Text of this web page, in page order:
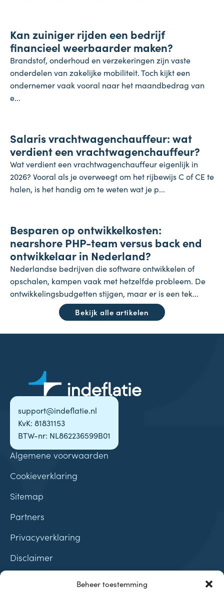
Beheer toestemming
28 juli 2026
Kan zuiniger rijden een bedrijf
financieel weerbaarder maken?
Brandstof, onderhoud en verzekeringen zijn vaste
onderdelen van zakelijke mobiliteit. Toch kijkt een
ondernemer vaak vooral naar het maandbedrag van
e...
27 juli 2026
Salaris vrachtwagenchauffeur: wat
verdient een vrachtwagenchauffeur?
Wat verdient een vrachtwagenchauffeur eigenlijk in
2026? Vooral als je overweegt om het rijbewijs C of CE te
halen, is het handig om te weten wat je p...
24 juli 2026
Besparen op ontwikkelkosten:
nearshore PHP-team versus back end
ontwikkelaar in Nederland?
Nederlandse bedrijven die software ontwikkelen of
opschalen, kampen vaak met hetzelfde probleem. De
ontwikkelingsbudgetten stijgen, maar er is een tek...
Bekijk alle artikelen
support@indeflatie.nl
KvK: 81831153
BTW-nr: NL862236599B01
Algemene voorwaarden
Cookieverklaring
Sitemap
Partners
Privacyverklaring
Disclaimer